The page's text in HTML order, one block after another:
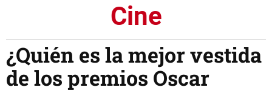
Cine
¿Quién es la mejor vestida
de los premios Oscar